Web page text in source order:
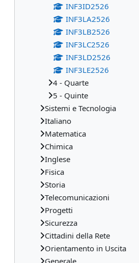
INF3ID2526
INF3LA2526
INF3LB2526
INF3LC2526
INF3LD2526
INF3LE2526
4 - Quarte
5 - Quinte
Sistemi e Tecnologia
Italiano
Matematica
Chimica
Inglese
Fisica
Storia
Telecomunicazioni
Progetti
Sicurezza
Cittadini della Rete
Orientamento in Uscita
Generale